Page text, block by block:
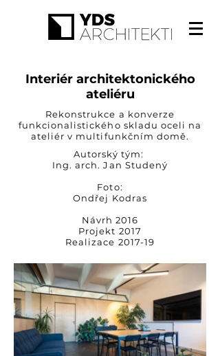
Interiér architektonického
ateliéru
Rekonstrukce a konverze
funkcionalistického skladu oceli na
ateliér v multifunkčním domě.
Autorský tým:
Ing. arch. Jan Studený
Foto:
Ondřej Kodras
Návrh 2016
Projekt 2017
Realizace 2017-19